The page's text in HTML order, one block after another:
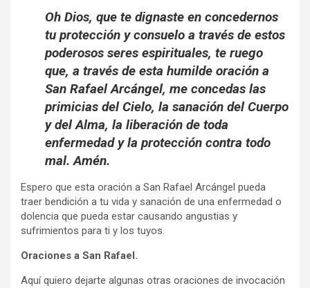
Oh Dios, que te dignaste en concedernos
tu protección y consuelo a través de estos
poderosos seres espirituales, te ruego
que, a través de esta humilde oración a
San Rafael Arcángel, me concedas las
primicias del Cielo, la sanación del Cuerpo
y del Alma, la liberación de toda
enfermedad y la protección contra todo
mal. Amén.
Espero que esta oración a San Rafael Arcángel pueda
traer bendición a tu vida y sanación de una enfermedad o
dolencia que pueda estar causando angustias y
sufrimientos para ti y los tuyos.
Oraciones a San Rafael.
Aquí quiero dejarte algunas otras oraciones de invocación